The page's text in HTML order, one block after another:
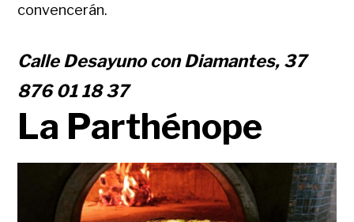
convencerán.
Calle Desayuno con Diamantes, 37
876 01 18 37
La Parthénope